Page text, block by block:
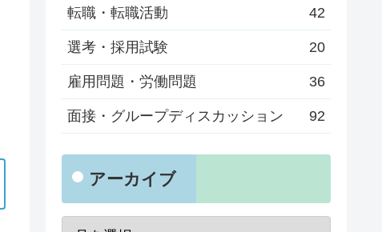
転職・転職活動 42
選考・採用試験 20
雇用問題・労働問題 36
面接・グループディスカッション 92
アーカイブ